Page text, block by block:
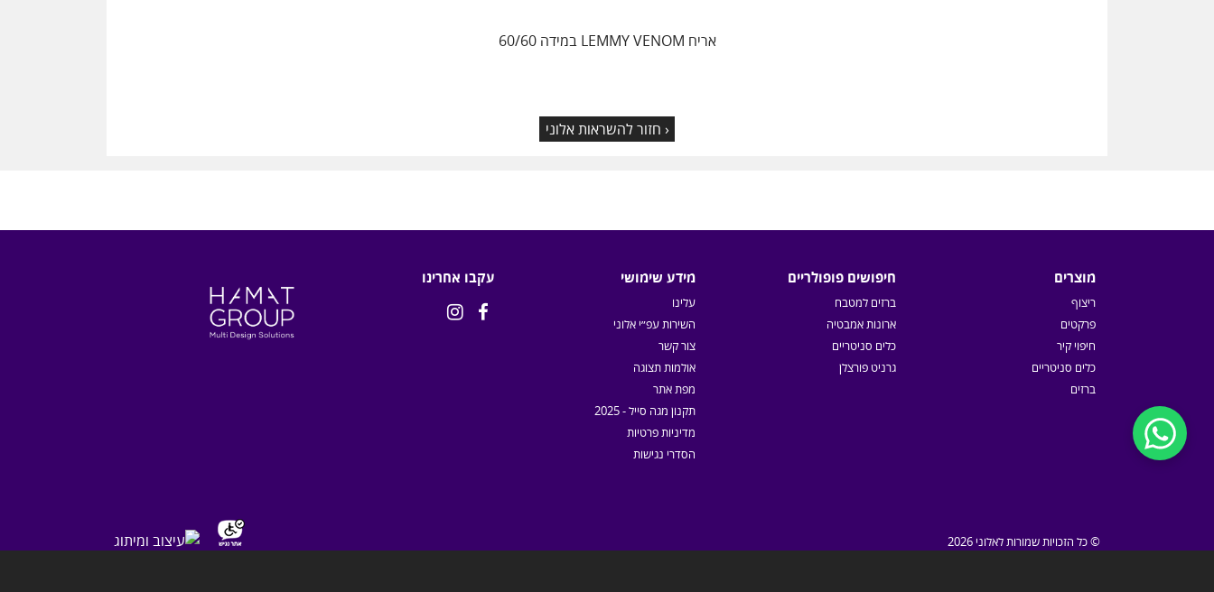
אריח LEMMY VENOM במידה 60/60
‹ חזור להשראות אלוני
מוצרים
ריצוף
פרקטים
חיפוי קיר
כלים סניטריים
ברזים
חיפושים פופולריים
ברזים למטבח
ארונות אמבטיה
כלים סניטריים
גרניט פורצלן
מידע שימושי
עלינו
השירות עפ״י אלוני
צור קשר
אולמות תצוגה
מפת אתר
תקנון מגה סייל - 2025
מדיניות פרטיות
הסדרי נגישות
עקבו אחרינו


© כל הזכויות שמורות לאלוני 2026